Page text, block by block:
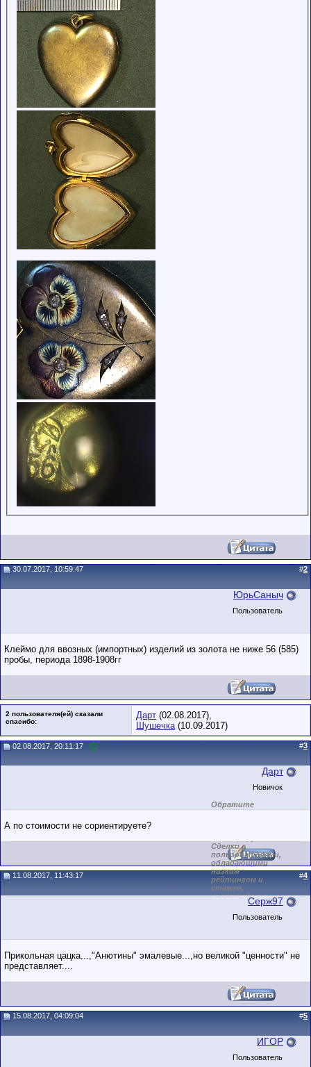
30.07.2017, 10:59:47 #2
ЮрьСаныч
Пользователь
Клеймо для ввозных (импортных) изделий из золота не ниже 56 (585)
пробы, периода 1898-1908гг
2 пользователя(ей) сказали
cпасибо:
Дарт (02.08.2017),
Шушечка(10.09.2017)
02.08.2017, 20:11:17 #3
Дарт
Новичок
Обратите
внимание на
Сделки с
пользователями,
обладающими
низким
рейтингом и
стажем,
совершайте с
осторожностью!
А по стоимости не сориентируете?
11.08.2017, 11:43:17 #4
Серж97
Пользователь
Прикольная цацка...,"Анютины" эмалевые...,но великой "ценности" не
представляет....
15.08.2017, 04:09:04 #5
ИГOР
Пользователь